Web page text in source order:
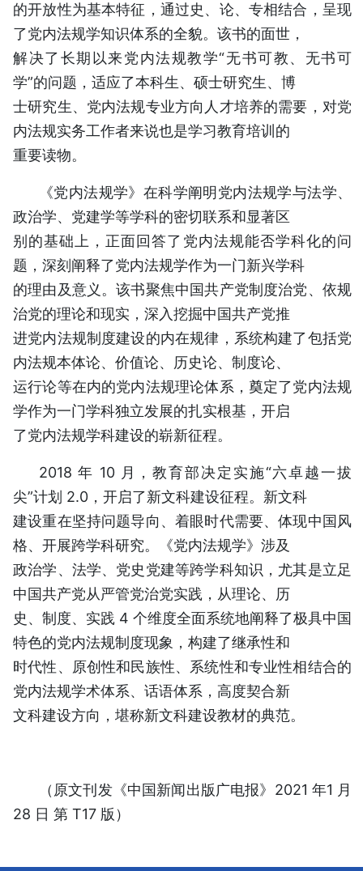
的开放性为基本特征，通过史、论、专相结合，呈现
了党内法规学知识体系的全貌。该书的面世，
解决了长期以来党内法规教学“无书可教、无书可
学”的问题，适应了本科生、硕士研究生、博
士研究生、党内法规专业方向人才培养的需要，对党
内法规实务工作者来说也是学习教育培训的
重要读物。
《党内法规学》在科学阐明党内法规学与法学、
政治学、党建学等学科的密切联系和显著区
别的基础上，正面回答了党内法规能否学科化的问
题，深刻阐释了党内法规学作为一门新兴学科
的理由及意义。该书聚焦中国共产党制度治党、依规
治党的理论和现实，深入挖掘中国共产党推
进党内法规制度建设的内在规律，系统构建了包括党
内法规本体论、价值论、历史论、制度论、
运行论等在内的党内法规理论体系，奠定了党内法规
学作为一门学科独立发展的扎实根基，开启
了党内法规学科建设的崭新征程。
2018 年 10 月，教育部决定实施“六卓越一拔
尖”计划 2.0，开启了新文科建设征程。新文科
建设重在坚持问题导向、着眼时代需要、体现中国风
格、开展跨学科研究。《党内法规学》涉及
政治学、法学、党史党建等跨学科知识，尤其是立足
中国共产党从严管党治党实践，从理论、历
史、制度、实践 4 个维度全面系统地阐释了极具中国
特色的党内法规制度现象，构建了继承性和
时代性、原创性和民族性、系统性和专业性相结合的
党内法规学术体系、话语体系，高度契合新
文科建设方向，堪称新文科建设教材的典范。
（原文刊发《中国新闻出版广电报》 2021 年1 月
28 日 第 T17 版 ）